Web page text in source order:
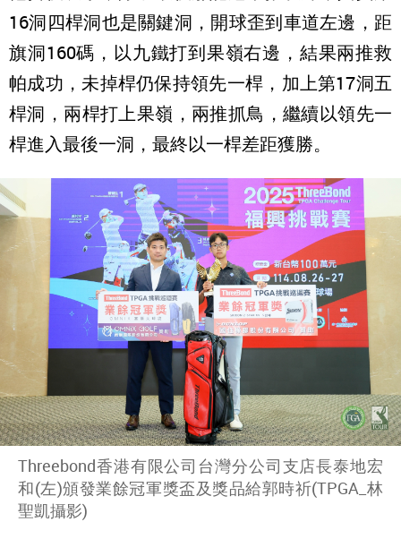
16洞四桿洞也是關鍵洞，開球歪到車道左邊，距
旗洞160碼，以九鐵打到果嶺右邊，結果兩推救
帕成功，未掉桿仍保持領先一桿，加上第17洞五
桿洞，兩桿打上果嶺，兩推抓鳥，繼續以領先一
桿進入最後一洞，最終以一桿差距獲勝。
Threebond香港有限公司台灣分公司支店長泰地宏
和(左)頒發業餘冠軍獎盃及獎品給郭時祈(TPGA_林
聖凱攝影)